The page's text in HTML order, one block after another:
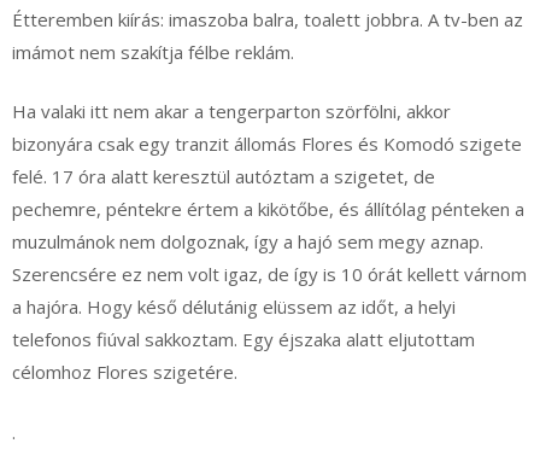
Étteremben kiírás: imaszoba balra, toalett jobbra. A tv-ben az
imámot nem szakítja félbe reklám.
Ha valaki itt nem akar a tengerparton szörfölni, akkor
bizonyára csak egy tranzit állomás Flores és Komodó szigete
felé. 17 óra alatt keresztül autóztam a szigetet, de
pechemre, péntekre értem a kikötőbe, és állítólag pénteken a
muzulmánok nem dolgoznak, így a hajó sem megy aznap.
Szerencsére ez nem volt igaz, de így is 10 órát kellett várnom
a hajóra. Hogy késő délutánig elüssem az időt, a helyi
telefonos fiúval sakkoztam. Egy éjszaka alatt eljutottam
célomhoz Flores szigetére.
.